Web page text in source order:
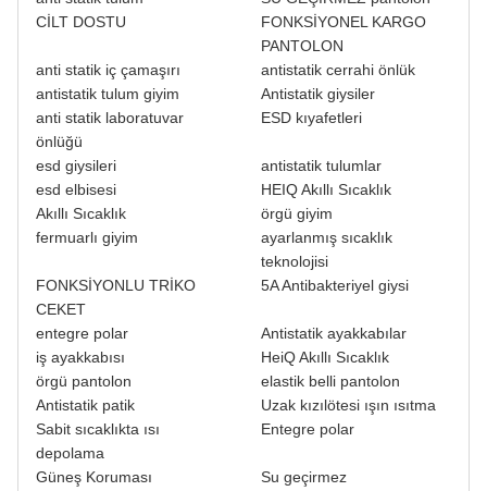
CİLT DOSTU
FONKSİYONEL KARGO
PANTOLON
anti statik iç çamaşırı
antistatik cerrahi önlük
antistatik tulum giyim
Antistatik giysiler
anti statik laboratuvar
önlüğü
ESD kıyafetleri
esd giysileri
antistatik tulumlar
esd elbisesi
HEIQ Akıllı Sıcaklık
Akıllı Sıcaklık
örgü giyim
fermuarlı giyim
ayarlanmış sıcaklık
teknolojisi
FONKSİYONLU TRİKO
CEKET
5A Antibakteriyel giysi
entegre polar
Antistatik ayakkabılar
iş ayakkabısı
HeiQ Akıllı Sıcaklık
örgü pantolon
elastik belli pantolon
Antistatik patik
Uzak kızılötesi ışın ısıtma
Sabit sıcaklıkta ısı
depolama
Entegre polar
Güneş Koruması Su geçirmez